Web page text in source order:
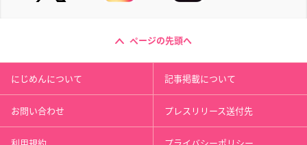
ページの先頭へ
にじめんについて 記事掲載について
お問い合わせ プレスリリース送付先